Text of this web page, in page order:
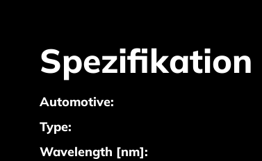
Spezifikation
Automotive:
Type:
Wavelength [nm]: